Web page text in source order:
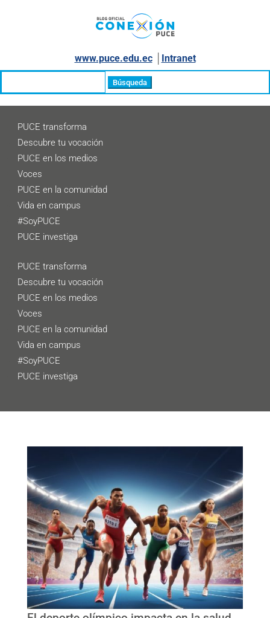
www.puce.edu.ec│ Intranet
PUCE transforma
Descubre tu vocación
PUCE en los medios
Voces
PUCE en la comunidad
Vida en campus
#SoyPUCE
PUCE investiga
PUCE transforma
Descubre tu vocación
PUCE en los medios
Voces
PUCE en la comunidad
Vida en campus
#SoyPUCE
PUCE investiga